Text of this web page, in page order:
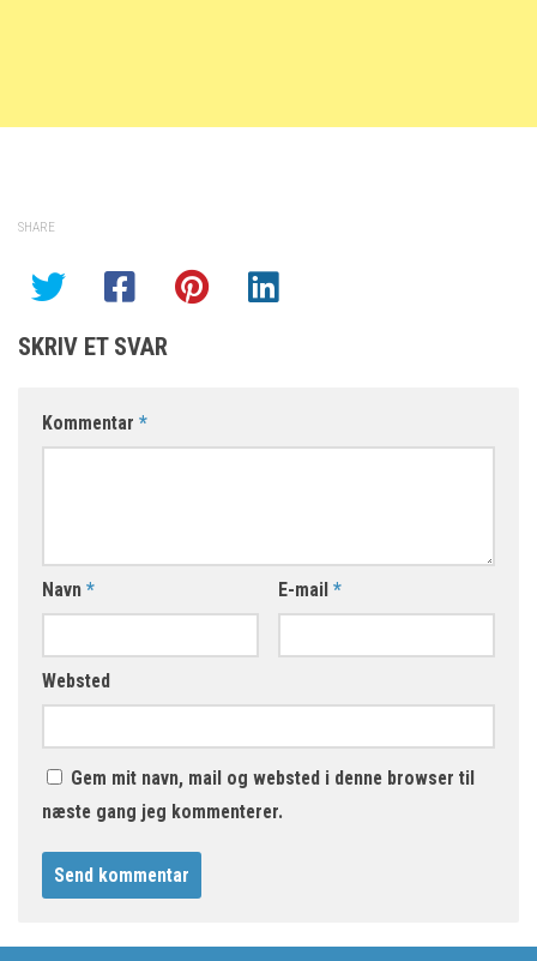
SHARE
SKRIV ET SVAR
Kommentar *
Navn * E-mail *
Websted
Gem mit navn, mail og websted i denne browser til
næste gang jeg kommenterer.